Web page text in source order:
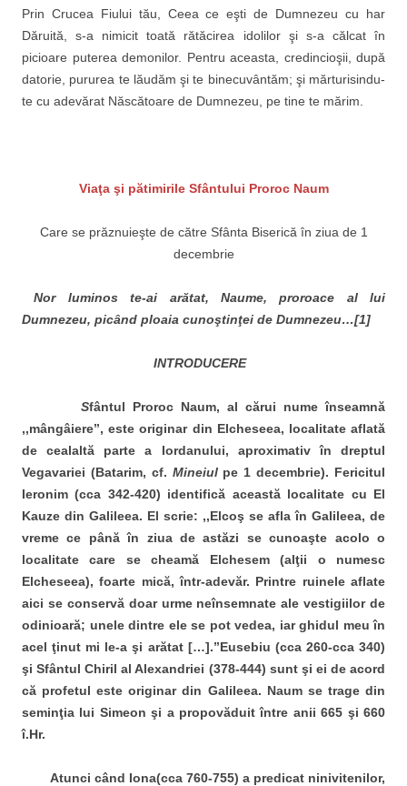
Prin Crucea Fiului tău, Ceea ce eşti de Dumnezeu cu har
Dăruită, s-a nimicit toată rătă­cirea idolilor şi s-a călcat în
picioare puterea demonilor. Pentru aceasta, credincioşii, după
datorie, pururea te lău­dăm şi te binecuvântăm; şi mărturisindu-
te cu adevărat Născătoare de Dumnezeu, pe tine te mărim.
Viaţa şi pătimirile Sfântului Proroc Naum
Care se prăznuieşte de către Sfânta Biserică în ziua de 1
decembrie
Nor luminos te-ai arătat, Naume, proroace al lui
Dumnezeu, picând ploaia cunoştinţei de Dumnezeu…[1]
INTRODUCERE
Sfântul Proroc Naum, al cărui nume înseamnă
,,mângâiere’’, este originar din Elcheseea, localitate aflată
de cealaltă parte a Iordanului, aproximativ în dreptul
Vegavariei (Batarim, cf. Mineiulpe 1 decembrie). Fericitul
Ieronim (cca 342-420) identifică această localitate cu El
Kauze din Galileea. El scrie: ,,Elcoş se afla în Galileea, de
vreme ce până în ziua de astăzi se cunoaşte acolo o
localitate care se cheamă Elchesem (alţii o numesc
Elcheseea), foarte mică, într-adevăr. Printre ruinele aflate
aici se conservă doar urme neînsemnate ale vestigiilor de
odinioară; unele dintre ele se pot vedea, iar ghidul meu în
acel ţinut mi le-a şi arătat […].’’Eusebiu (cca 260-cca 340)
şi Sfântul Chiril al Alexandriei (378-444) sunt şi ei de acord
că profetul este originar din Galileea. Naum se trage din
seminţia lui Simeon şi a propovăduit între anii 665 şi 660
î.Hr.
Atunci când Iona(cca 760-755) a predicat ninivitenilor,